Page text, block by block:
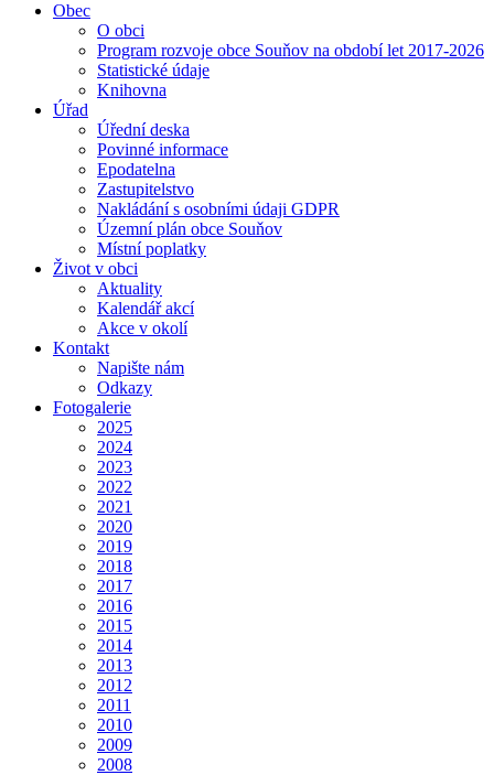
Obec
O obci
Program rozvoje obce Souňov na období let 2017-2026
Statistické údaje
Knihovna
Úřad
Úřední deska
Povinné informace
Epodatelna
Zastupitelstvo
Nakládání s osobními údaji GDPR
Územní plán obce Souňov
Místní poplatky
Život v obci
Aktuality
Kalendář akcí
Akce v okolí
Kontakt
Napište nám
Odkazy
Fotogalerie
2025
2024
2023
2022
2021
2020
2019
2018
2017
2016
2015
2014
2013
2012
2011
2010
2009
2008